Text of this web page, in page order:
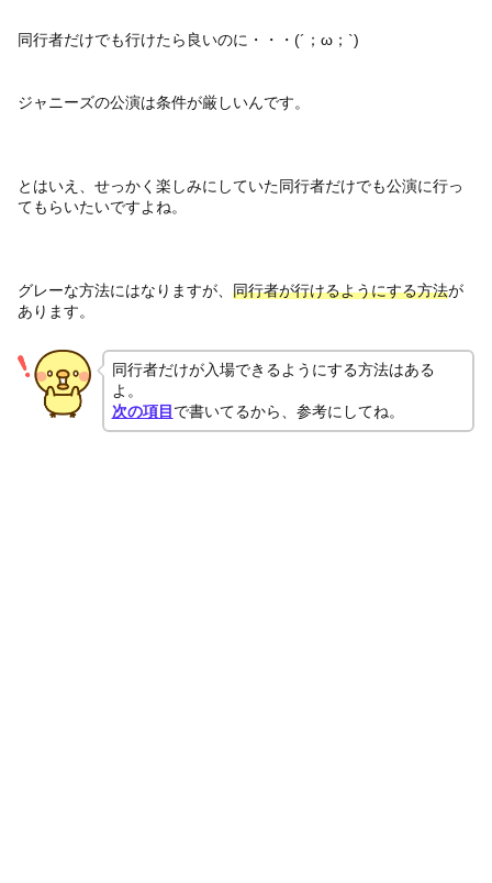
同行者だけでも行けたら良いのに・・・(´；ω；`)
ジャニーズの公演は条件が厳しいんです。
とはいえ、せっかく楽しみにしていた同行者だけでも公演に行っ
てもらいたいですよね。
グレーな方法にはなりますが、 同行者が行けるようにする方法が
あります。
同行者だけが入場できるようにする方法はある
よ。
次の項目 で書いてるから、参考にしてね。